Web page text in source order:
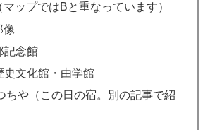
ップではBと重なっています）
像
記念館
史文化館・由学館
ちや（この日の宿。別の記事で紹